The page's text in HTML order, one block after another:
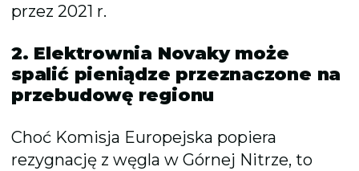
przez 2021 r.
2. Elektrownia Novaky może
spalić pieniądze przeznaczone na
przebudowę regionu
Choć Komisja Europejska popiera
rezygnację z węgla w Górnej Nitrze, to